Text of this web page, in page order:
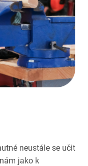
neustále se učit
jako k